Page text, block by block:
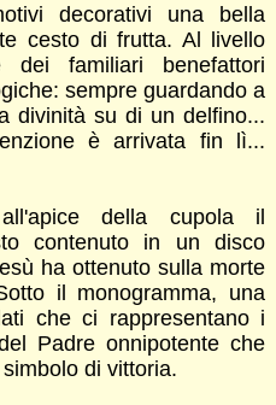
decorativi una bella
cesto di frutta. Al livello
familiari benefattori
sempre guardando a
divinità su di un delfino...
è arrivata fin lì...
della cupola il
contenuto in un disco
ha ottenuto sulla morte
il monogramma, una
che ci rappresentano i
Padre onnipotente che
di vittoria.